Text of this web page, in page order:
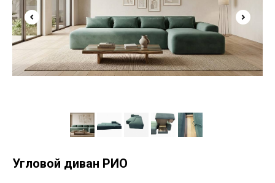
Угловой диван РИО